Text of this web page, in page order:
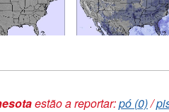
estão a reportar:pó (0)/